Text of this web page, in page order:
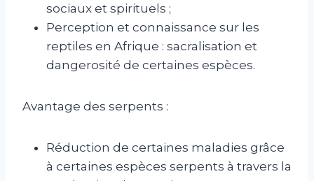
sociaux et spirituels ;
Perception et connaissance sur les
reptiles en Afrique : sacralisation et
dangerosité de certaines espèces.
Avantage des serpents :
Réduction de certaines maladies grâce
à certaines espèces serpents à travers la